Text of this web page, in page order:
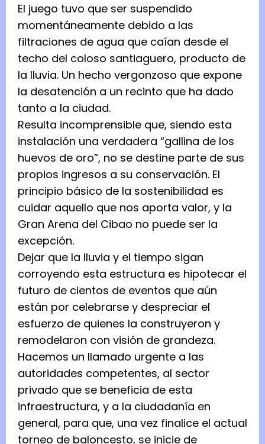
El juego tuvo que ser suspendido
momentáneamente debido a las
filtraciones de agua que caían desde el
techo del coloso santiaguero, producto de
la lluvia. Un hecho vergonzoso que expone
la desatención a un recinto que ha dado
tanto a la ciudad.
Resulta incomprensible que, siendo esta
instalación una verdadera “gallina de los
huevos de oro”, no se destine parte de sus
propios ingresos a su conservación. El
principio básico de la sostenibilidad es
cuidar aquello que nos aporta valor, y la
Gran Arena del Cibao no puede ser la
excepción.
Dejar que la lluvia y el tiempo sigan
corroyendo esta estructura es hipotecar el
futuro de cientos de eventos que aún
están por celebrarse y despreciar el
esfuerzo de quienes la construyeron y
remodelaron con visión de grandeza.
Hacemos un llamado urgente a las
autoridades competentes, al sector
privado que se beneficia de esta
infraestructura, y a la ciudadanía en
general, para que, una vez finalice el actual
torneo de baloncesto, se inicie de